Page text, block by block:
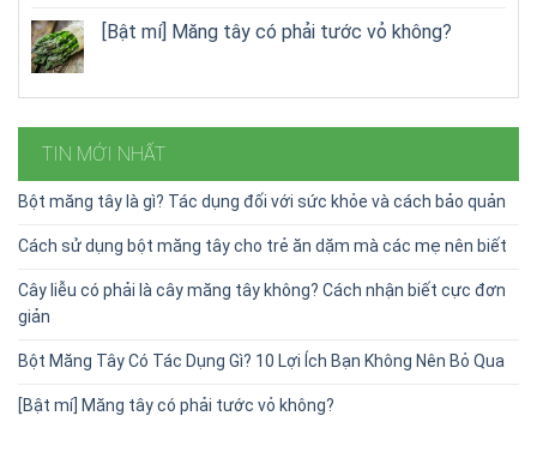
[Bật mí] Măng tây có phải tước vỏ không?
TIN MỚI NHẤT
Bột măng tây là gì? Tác dụng đối với sức khỏe và cách bảo quản
Cách sử dụng bột măng tây cho trẻ ăn dặm mà các mẹ nên biết
Cây liễu có phải là cây măng tây không? Cách nhận biết cực đơn
giản
Bột Măng Tây Có Tác Dụng Gì? 10 Lợi Ích Bạn Không Nên Bỏ Qua
[Bật mí] Măng tây có phải tước vỏ không?